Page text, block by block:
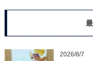
2026/8/7